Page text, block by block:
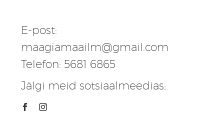
E-post:
maagiamaailm@gmail.com
Telefon: 5681 6865
Jälgi meid sotsiaalmeedias: